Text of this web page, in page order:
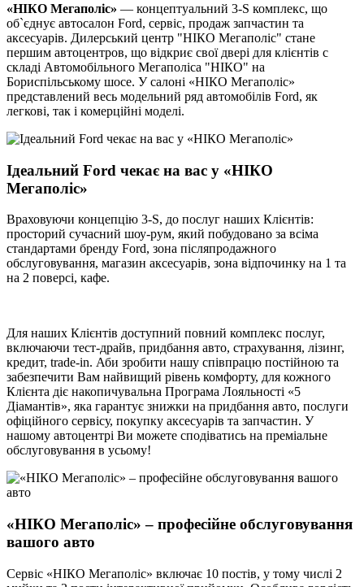
«НІКО Мегаполіс» — концептуальний 3-S комплекс, що
об`єднує автосалон Ford, сервіс, продаж запчастин та
аксесуарів. Дилерський центр "НІКО Мегаполіс" стане
першим автоцентров, що відкриє свої двері для клієнтів с
складі Автомобільного Мегаполіса "НІКО" на
Бориспільському шосе. У салоні «НІКО Мегаполіс»
представлений весь модельний ряд автомобілів Ford, як
легкові, так і комерційні моделі.
Ідеальний Ford чекає на вас у «НІКО
Мегаполіс»
Враховуючи концепцію 3-S, до послуг наших Клієнтів:
просторий сучасний шоу-рум, який побудовано за всіма
стандартами бренду Ford, зона післяпродажного
обслуговування, магазин аксесуарів, зона відпочинку на 1 та
на 2 поверсі, кафе.
Для наших Клієнтів доступний повний комплекс послуг,
включаючи тест-драйв, придбання авто, страхування, лізинг,
кредит, trade-in. Аби зробити нашу співпрацю постійною та
забезпечити Вам найвищий рівень комфорту, для кожного
Клієнта діє накопичувальна Програма Лояльності «5
Діамантів», яка гарантує знижки на придбання авто, послуги
офіційного сервісу, покупку аксесуарів та запчастин. У
нашому автоцентрі Ви можете сподіватись на преміальне
обслуговування в усьому!
«НІКО Мегаполіс» – професійне обслуговування
вашого авто
Сервіс «НІКО Мегаполіс» включає 10 постів, у тому числі 2